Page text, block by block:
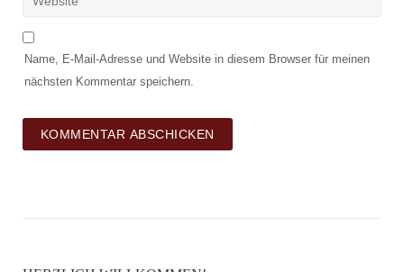
Name, E-Mail-Adresse und Website in diesem Browser für meinen
nächsten Kommentar speichern.